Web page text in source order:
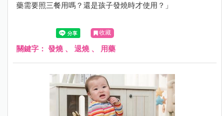
藥需要照三餐用嗎？還是孩子發燒時才使用？」
收藏
關鍵字： 發燒、 退燒、 用藥